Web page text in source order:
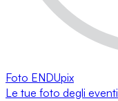
Foto ENDUpix
Le tue foto degli eventi